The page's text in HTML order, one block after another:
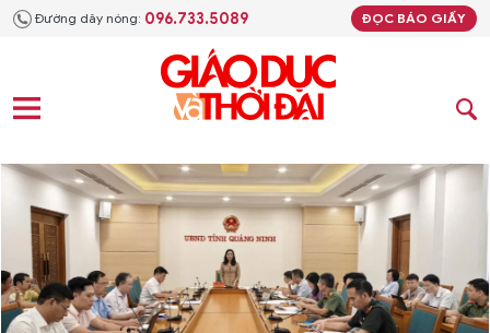
Đường dây nóng: 096.733.5089 ĐỌC BÁO GIẤY